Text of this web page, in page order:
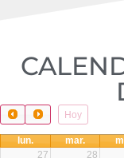
Hoy
lun. mar.
27
28